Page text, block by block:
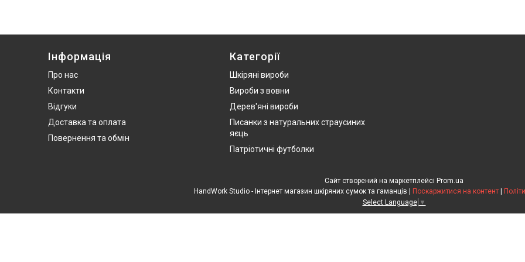
Інформація
Про нас
Контакти
Відгуки
Доставка та оплата
Повернення та обмін
Категорії
Шкіряні вироби
Вироби з вовни
Дерев'яні вироби
Писанки з натуральних страусиних
яєць
Патріотичні футболки
Сайт створений на маркетплейсі Prom.ua
HandWork Studio - Інтернет магазин шкіряних сумок та гаманців | Поскаржитися на контент |
Select Language ▼